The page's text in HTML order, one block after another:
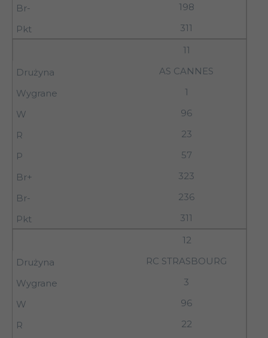
198
311
11
AS CANNES
1
96
23
57
323
236
311
12
RC STRASBOURG
3
96
22